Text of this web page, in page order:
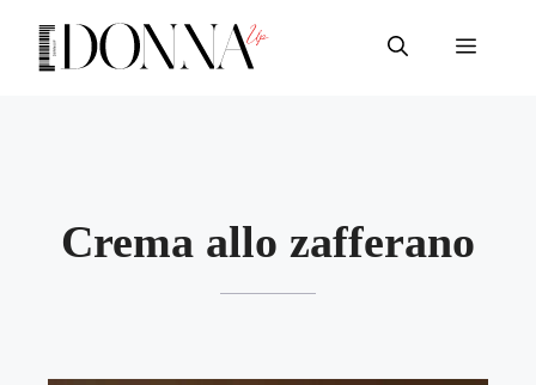
contenuto
Menu
Crema allo zafferano